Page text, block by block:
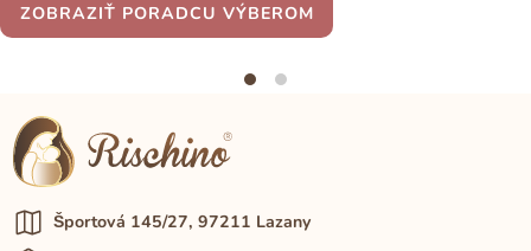
ZOBRAZIŤ PORADCU VÝBEROM
Športová 145/27, 97211 Lazany